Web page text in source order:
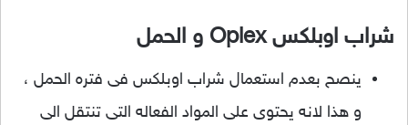
شراب اوبلكس Oplex و الحمل
ينصح بعدم استعمال شراب اوبلكس فى فتره الحمل ،
و هذا لانه يحتوى على المواد الفعاله التى تنتقل الى